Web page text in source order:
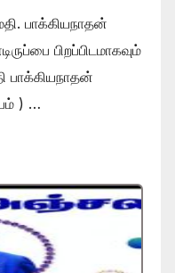
பாக்கியநாதன்
பிறப்பிடமாகவும்
பாக்கியநாதன்
) …